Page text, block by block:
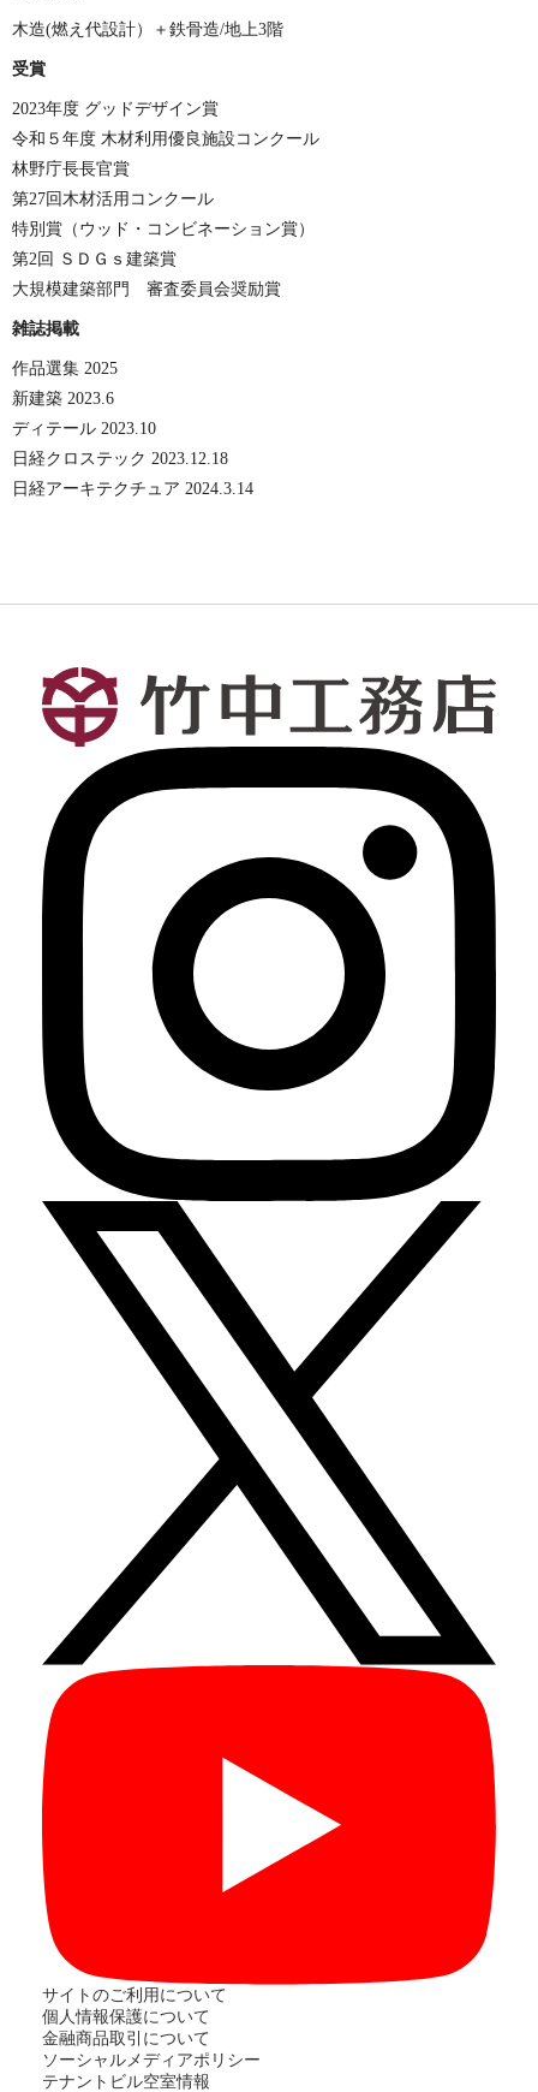
木造(燃え代設計）＋鉄骨造/地上3階
受賞
2023年度 グッドデザイン賞
令和５年度 木材利用優良施設コンクール
林野庁長長官賞
第27回木材活用コンクール
特別賞（ウッド・コンビネーション賞）
第2回 ＳＤＧｓ建築賞
大規模建築部門 審査委員会奨励賞
雑誌掲載
作品選集 2025
新建築 2023.6
ディテール 2023.10
日経クロステック 2023.12.18
日経アーキテクチュア 2024.3.14
サイトのご利用について
個人情報保護について
金融商品取引について
ソーシャルメディアポリシー
テナントビル空室情報